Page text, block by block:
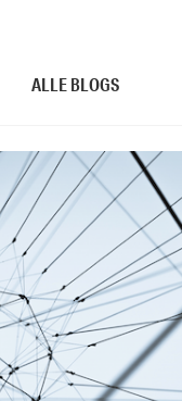
ALLE BLOGS